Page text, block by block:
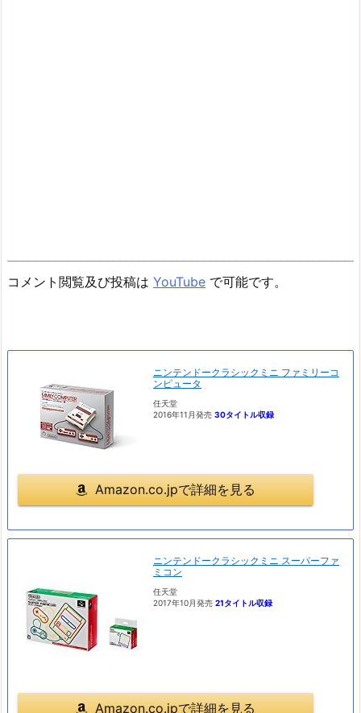
コメント閲覧及び投稿は YouTube で可能です。
ニンテンドークラシックミニ ファミリーコ
ンピュータ
任天堂
2016年11月発売 30タイトル収録
Amazon.co.jpで詳細を見る
ニンテンドークラシックミニ スーパーファ
ミコン
任天堂
2017年10月発売 21タイトル収録
Amazon.co.jpで詳細を見る